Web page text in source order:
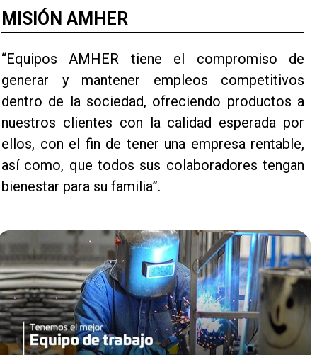
MISIÓN AMHER
“Equipos AMHER tiene el compromiso de
generar y mantener empleos competitivos
dentro de la sociedad, ofreciendo productos a
nuestros clientes con la calidad esperada por
ellos, con el fin de tener una empresa rentable,
así como, que todos sus colaboradores tengan
bienestar para su familia”.